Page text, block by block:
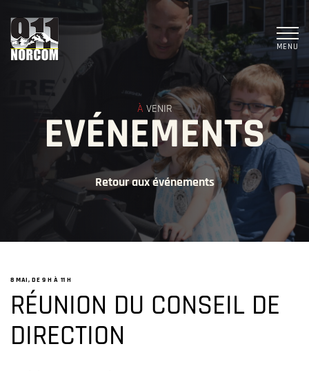
MENU
À VENIR
EVÉNEMENTS
Retour aux événements
8 MAI, DE 9 H À 11 H
RÉUNION DU CONSEIL DE
DIRECTION